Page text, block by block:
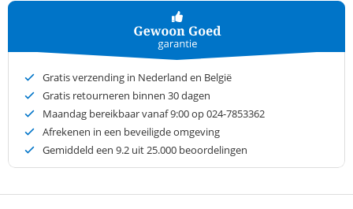
Gratis verzending in Nederland en België
Gratis retourneren binnen 30 dagen
Maandag bereikbaar vanaf 9:00 op 024-7853362
Afrekenen in een beveiligde omgeving
Gemiddeld een 9.2 uit 25.000 beoordelingen